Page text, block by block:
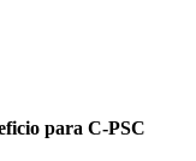
para C-PSC